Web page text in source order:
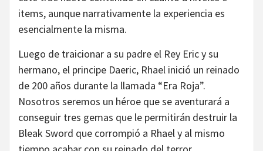
items, aunque narrativamente la experiencia es
esencialmente la misma.
Luego de traicionar a su padre el Rey Eric y su
hermano, el principe Daeric, Rhael inició un reinado
de 200 años durante la llamada “Era Roja”.
Nosotros seremos un héroe que se aventurará a
conseguir tres gemas que le permitirán destruir la
Bleak Sword que corrompió a Rhael y al mismo